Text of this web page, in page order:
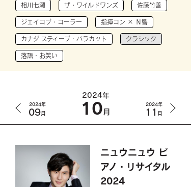
相川七瀬 ザ・ワイルドワンズ 佐藤竹善
ジェイコブ・コーラー 指揮コン × Ｎ響
カナダ スティーブ・バラカット クラシック
落語・お笑い
2024年
09月
2024年
10月
2024年
11 月
ニュウニュウ ピ
アノ・リサイタル
2024